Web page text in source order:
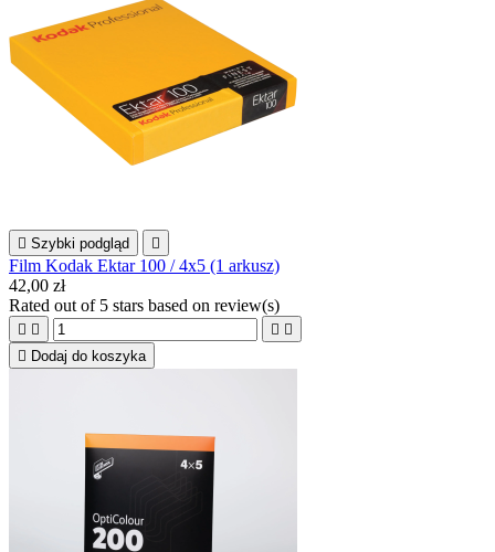
 Szybki podgląd 
Film Kodak Ektar 100 / 4x5 (1 arkusz)
42,00 zł
Rated out of 5 stars based on review(s)
   
 Dodaj do koszyka